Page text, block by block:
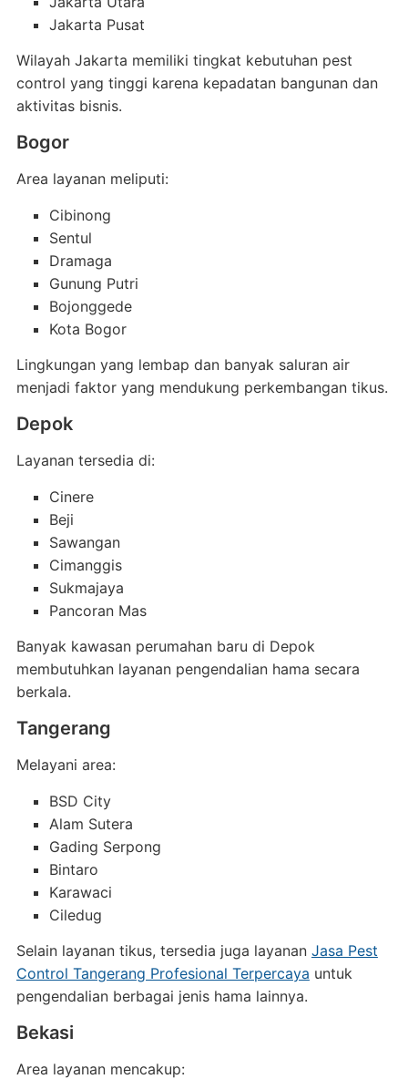
Jakarta Pusat
Wilayah Jakarta memiliki tingkat kebutuhan pest
control yang tinggi karena kepadatan bangunan dan
aktivitas bisnis.
Bogor
Area layanan meliputi:
Cibinong
Sentul
Dramaga
Gunung Putri
Bojonggede
Kota Bogor
Lingkungan yang lembap dan banyak saluran air
menjadi faktor yang mendukung perkembangan tikus.
Depok
Layanan tersedia di:
Cinere
Beji
Sawangan
Cimanggis
Sukmajaya
Pancoran Mas
Banyak kawasan perumahan baru di Depok
membutuhkan layanan pengendalian hama secara
berkala.
Tangerang
Melayani area:
BSD City
Alam Sutera
Gading Serpong
Bintaro
Karawaci
Ciledug
Selain layanan tikus, tersedia juga layanan Jasa Pest
Control Tangerang Profesional Terpercaya untuk
pengendalian berbagai jenis hama lainnya.
Bekasi
Area layanan mencakup: